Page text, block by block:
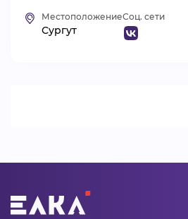
ВИДЕОКУРСЫ
Местоположение
Сургут
Соц. сети